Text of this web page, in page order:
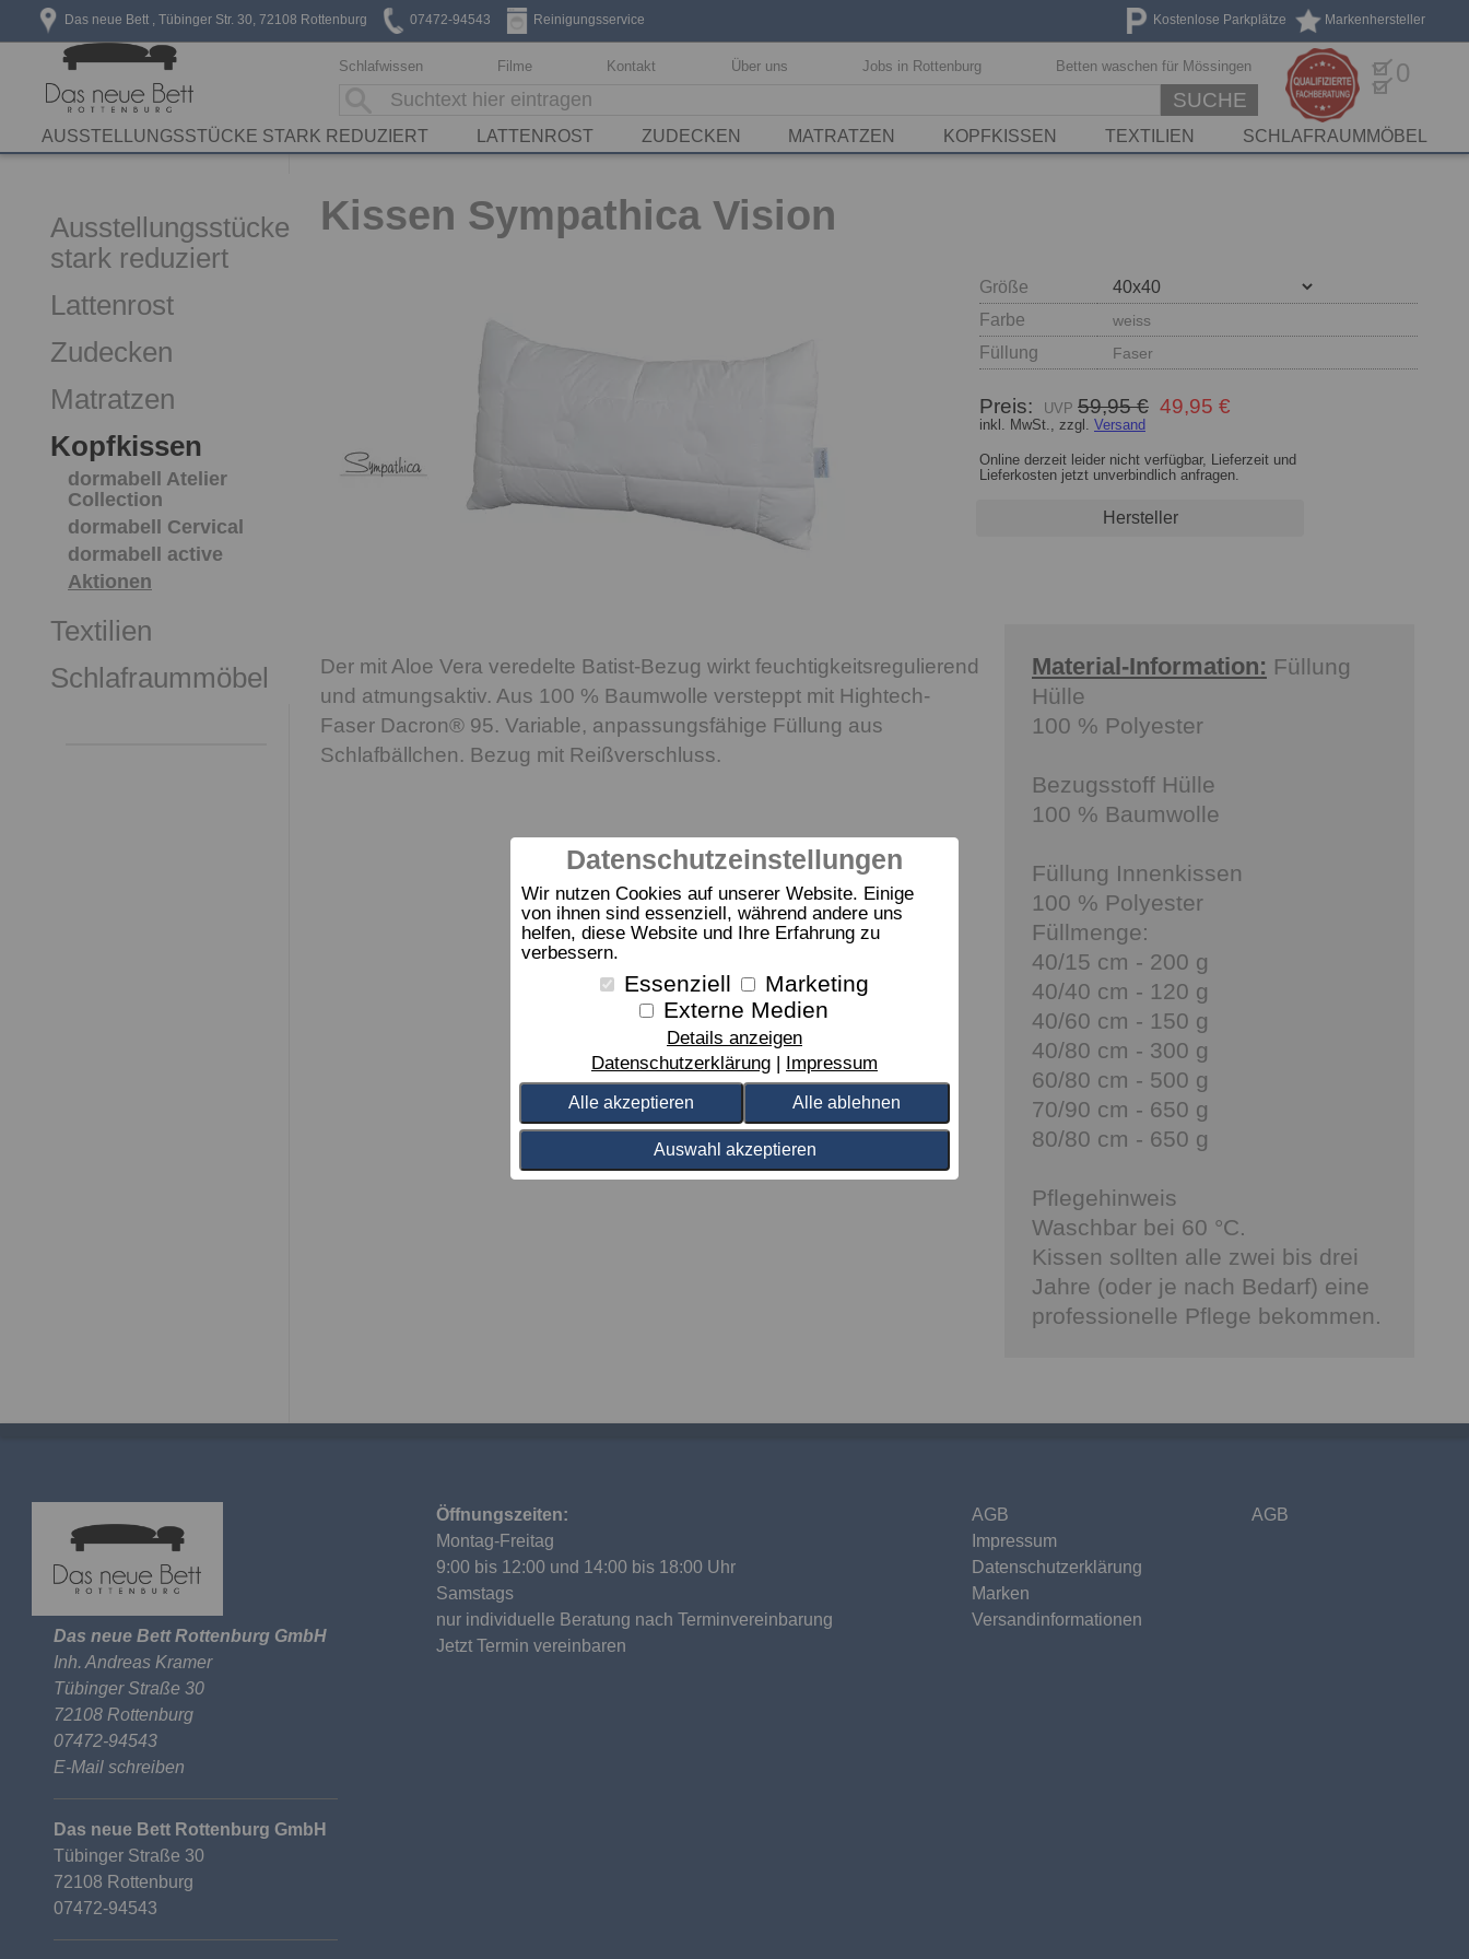
Datenschutzeinstellungen
Wir nutzen Cookies auf unserer Website. Einige
von ihnen sind essenziell, während andere uns
helfen, diese Website und Ihre Erfahrung zu
verbessern.
Essenziell
Marketing
Externe Medien
Details anzeigen
Datenschutzerklärung
Impressum
Alle akzeptieren Alle ablehnen
Auswahl akzeptieren
Das neue Bett , Tübinger Str. 30, 72108 Rottenburg 07472-94543 Reinigungsservice Markenhersteller
Kostenlose Parkplätze
Schlafwissen Filme Kontakt Über uns Jobs in Rottenburg Betten waschen für Mössingen
SUCHE
0
AUSSTELLUNGSSTÜCKE STARK REDUZIERT LATTENROST ZUDECKEN MATRATZEN KOPFKISSEN TEXTILIEN SCHLAFRAUMMÖBEL
Ausstellungsstücke
stark reduziert
Lattenrost
Zudecken
Matratzen
Kopfkissen
dormabell Atelier
Collection
dormabell Cervical
dormabell active
Aktionen
Textilien
Schlafraummöbel
Kissen Sympathica Vision
Größe
Farbe
weiss
Füllung Faser
Preis: 59,95 € 49,95 €
inkl. MwSt., zzgl. Versand
Online derzeit leider nicht verfügbar, Lieferzeit und
Lieferkosten jetzt unverbindlich anfragen.
Hersteller
Der mit Aloe Vera veredelte Batist-Bezug wirkt feuchtigkeitsregulierend
und atmungsaktiv. Aus 100 % Baumwolle versteppt mit Hightech-
Faser Dacron® 95. Variable, anpassungsfähige Füllung aus
Schlafbällchen. Bezug mit Reißverschluss.
Material-Information: Füllung
Hülle
100 % Polyester
Bezugsstoff Hülle
100 % Baumwolle
Füllung Innenkissen
100 % Polyester
Füllmenge:
40/15 cm - 200 g
40/40 cm - 120 g
40/60 cm - 150 g
40/80 cm - 300 g
60/80 cm - 500 g
70/90 cm - 650 g
80/80 cm - 650 g
Pflegehinweis
Waschbar bei 60 °C.
Kissen sollten alle zwei bis drei
Jahre (oder je nach Bedarf) eine
professionelle Pflege bekommen.
Das neue Bett Rottenburg GmbH
Inh. Andreas Kramer
Tübinger Straße 30
72108 Rottenburg
07472-94543
E-Mail schreiben
Das neue Bett Rottenburg GmbH
Tübinger Straße 30
72108 Rottenburg
07472-94543
Öffnungszeiten:
Montag-Freitag
9:00 bis 12:00 und 14:00 bis 18:00 Uhr
Samstags
nur individuelle Beratung nach Terminvereinbarung
Jetzt Termin vereinbaren
AGB
Impressum
Datenschutzerklärung
Marken
Versandinformationen
AGB